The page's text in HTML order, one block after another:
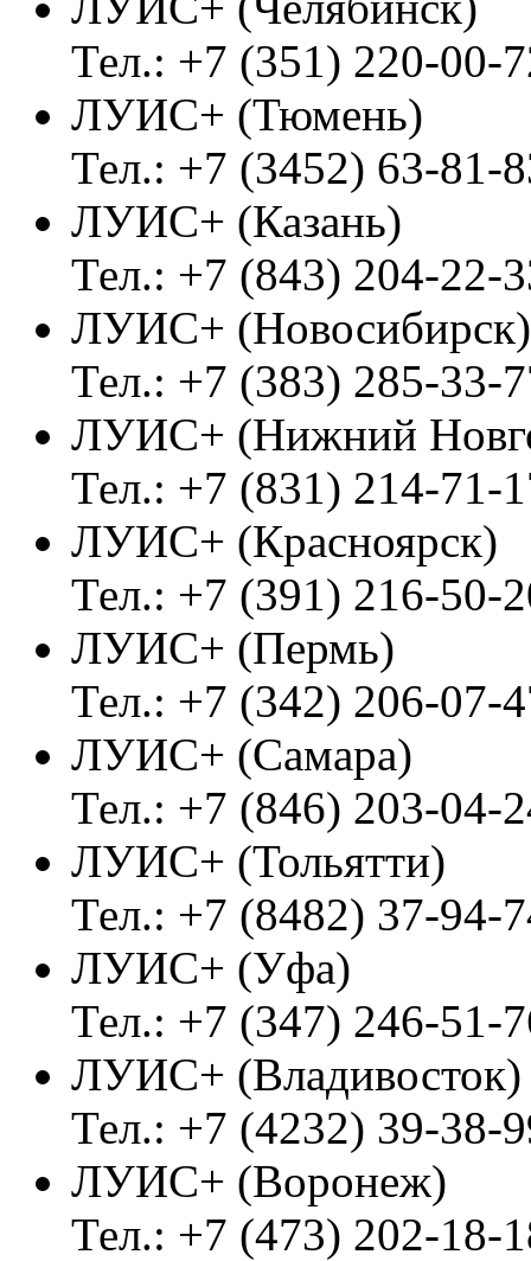
Тел.: +7 (351) 220-00-
ЛУИС+ (Тюмень)
Тел.: +7 (3452) 63-81-
ЛУИС+ (Казань)
Тел.: +7 (843) 204-22-
ЛУИС+ (Новосибирск)
Тел.: +7 (383) 285-33-
ЛУИС+ (Нижний
Тел.: +7 (831) 214-71-
ЛУИС+ (Красноярск)
Тел.: +7 (391) 216-50-
ЛУИС+ (Пермь)
Тел.: +7 (342) 206-07-
ЛУИС+ (Самара)
Тел.: +7 (846) 203-04-
ЛУИС+ (Тольятти)
Тел.: +7 (8482) 37-94-
ЛУИС+ (Уфа)
Тел.: +7 (347) 246-51-
ЛУИС+
Тел.: +7 (4232) 39-38-
ЛУИС+ (Воронеж)
Тел.: +7 (473) 202-18-